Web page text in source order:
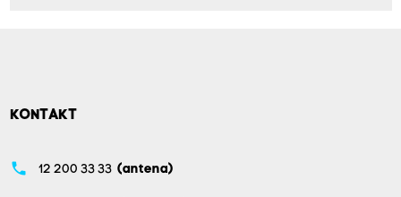
KONTAKT
phone 12 200 33 33 (antena)